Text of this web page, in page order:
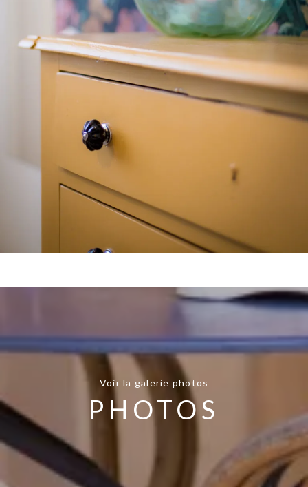
Voir la galerie photos
PHOTOS